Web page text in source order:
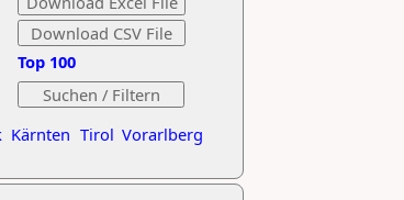
Kärnten Tirol Vorarlberg
Top 100